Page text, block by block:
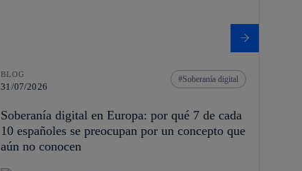
BLOG
31/07/2026
Soberanía digital
Soberanía digital en Europa: por qué 7 de cada
10 españoles se preocupan por un concepto que
aún no conocen